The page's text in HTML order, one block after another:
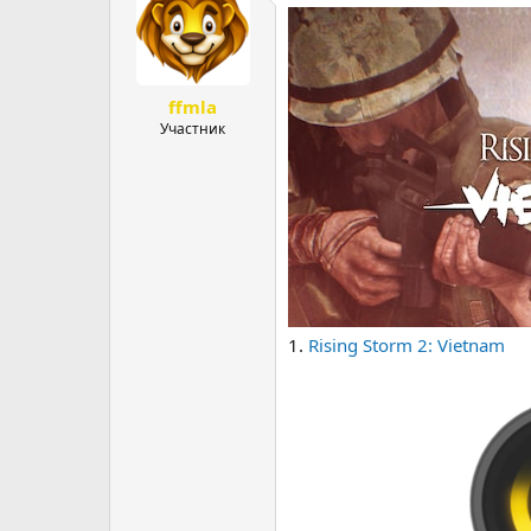
н
а
ч
а
л
а
ffmla
Участник
1. Rising Storm 2: Vietnam